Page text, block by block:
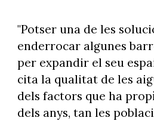
"Potser una de les
enderrocar algunes
per expandir el seu
cita la qualitat de les
dels factors que ha
dels anys, tan les